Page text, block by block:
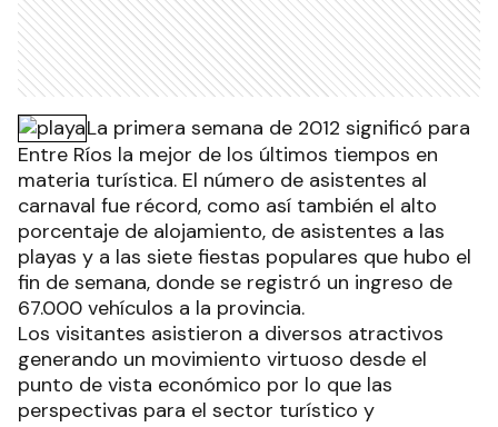
La primera semana de 2012 significó para
Entre Ríos la mejor de los últimos tiempos en
materia turística. El número de asistentes al
carnaval fue récord, como así también el alto
porcentaje de alojamiento, de asistentes a las
playas y a las siete fiestas populares que hubo el
fin de semana, donde se registró un ingreso de
67.000 vehículos a la provincia.
Los visitantes asistieron a diversos atractivos
generando un movimiento virtuoso desde el
punto de vista económico por lo que las
perspectivas para el sector turístico y